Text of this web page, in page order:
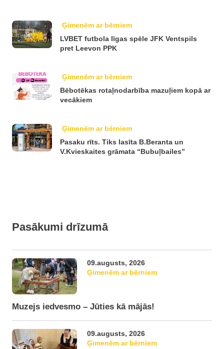
Ģimenēm ar bērniem
LVBET futbola līgas spēle JFK Ventspils
pret Leevon PPK
Ģimenēm ar bērniem
Bēbotēkas rotaļnodarbība mazuļiem kopā ar
vecākiem
Ģimenēm ar bērniem
Pasaku rīts. Tiks lasīta B.Beranta un
V.Kvieskaites grāmata “Bubuļbailes”
Pasākumi drīzumā
09.augusts, 2026
Ģimenēm ar bērniem
Muzejs iedvesmo – Jūties kā mājās!
09.augusts, 2026
Ģimenēm ar bērniem